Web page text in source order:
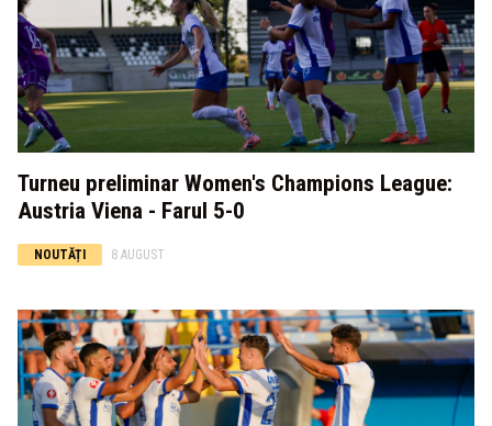
Turneu preliminar Women's Champions League:
Austria Viena - Farul 5-0
NOUTĂȚI 8 AUGUST